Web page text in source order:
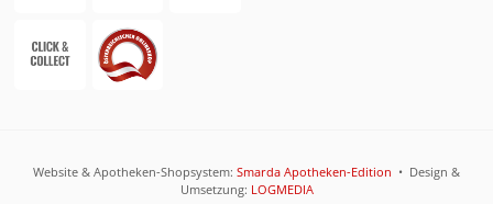
Website & Apotheken-Shopsystem: Smarda Apotheken-Edition • Design &
Umsetzung: LOGMEDIA